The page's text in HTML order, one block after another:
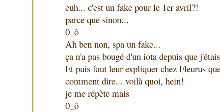
euh... c'est un fake pour le 1er avril?!
parce que sinon...
0_ô
Ah ben non, spa un fake...
ça n'a pas bougé d'un iota depuis que
Et puis faut leur expliquer chez Fleurus
comment dire... voilà quoi, hein!
je me répète mais
0_ô